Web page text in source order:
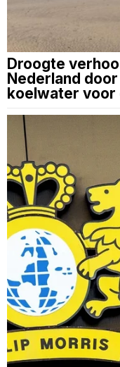
Droogte
Nederland
koelwater